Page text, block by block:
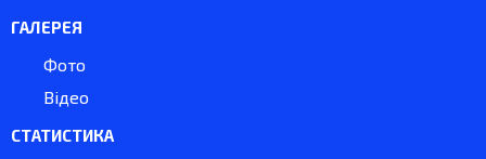
ГАЛЕРЕЯ
Фото
Відео
СТАТИСТИКА